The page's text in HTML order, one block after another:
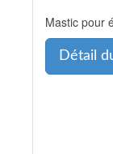
Mastic pour
Détail